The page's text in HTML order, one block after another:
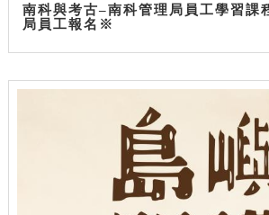
南科與考古–南科管理局員工學習
局員工報名※